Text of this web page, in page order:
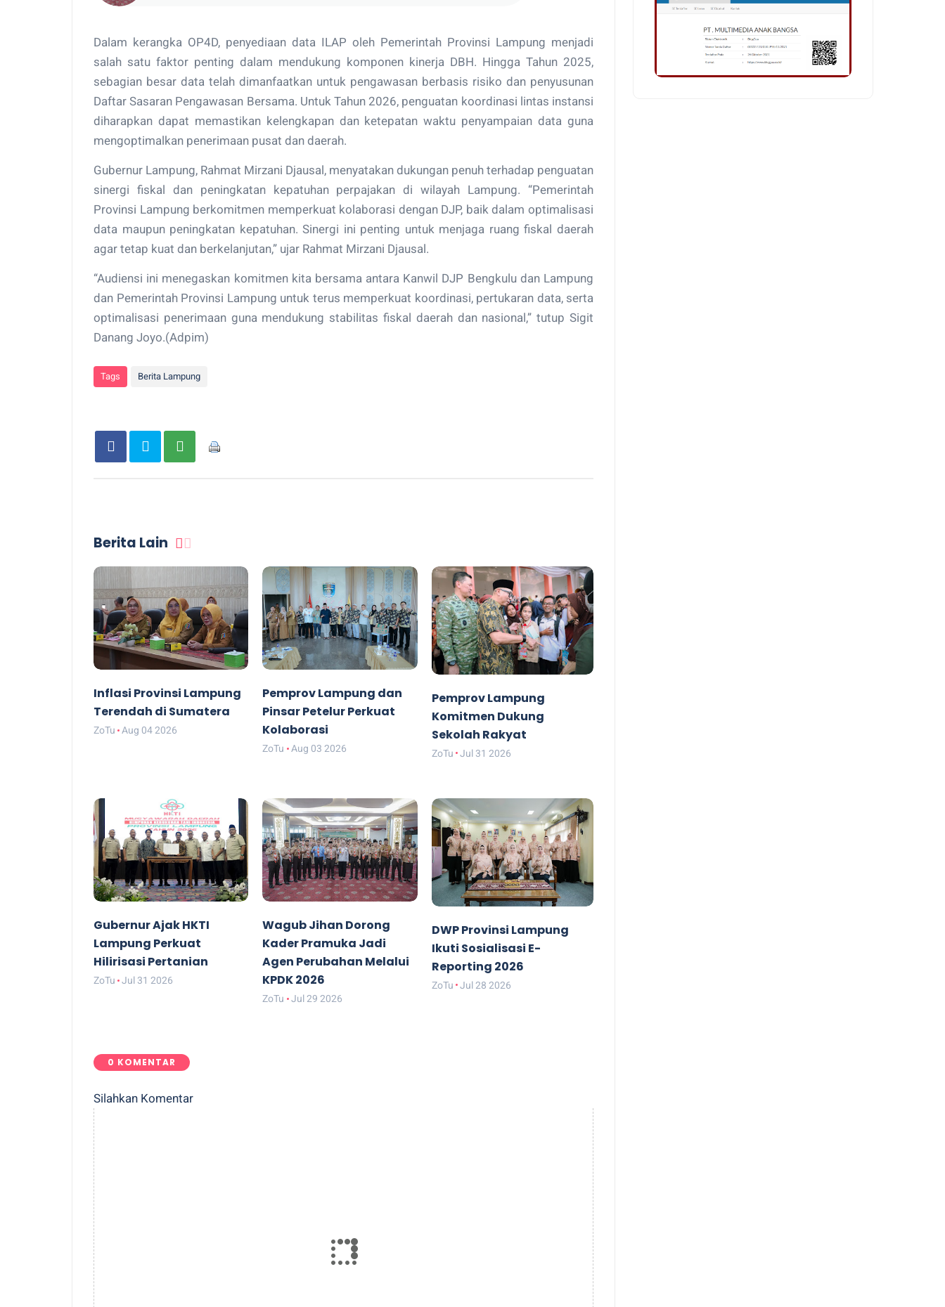
Dalam kerangka OP4D, penyediaan data ILAP oleh Pemerintah Provinsi Lampung menjadi
salah satu faktor penting dalam mendukung komponen kinerja DBH. Hingga Tahun 2025,
sebagian besar data telah dimanfaatkan untuk pengawasan berbasis risiko dan penyusunan
Daftar Sasaran Pengawasan Bersama. Untuk Tahun 2026, penguatan koordinasi lintas instansi
diharapkan dapat memastikan kelengkapan dan ketepatan waktu penyampaian data guna
mengoptimalkan penerimaan pusat dan daerah.
Gubernur Lampung, Rahmat Mirzani Djausal, menyatakan dukungan penuh terhadap penguatan
sinergi fiskal dan peningkatan kepatuhan perpajakan di wilayah Lampung. “Pemerintah
Provinsi Lampung berkomitmen memperkuat kolaborasi dengan DJP, baik dalam optimalisasi
data maupun peningkatan kepatuhan. Sinergi ini penting untuk menjaga ruang fiskal daerah
agar tetap kuat dan berkelanjutan,” ujar Rahmat Mirzani Djausal.
“Audiensi ini menegaskan komitmen kita bersama antara Kanwil DJP Bengkulu dan Lampung
dan Pemerintah Provinsi Lampung untuk terus memperkuat koordinasi, pertukaran data, serta
optimalisasi penerimaan guna mendukung stabilitas fiskal daerah dan nasional,” tutup Sigit
Danang Joyo.(Adpim)
Tags Berita Lampung
Berita Lain
Inflasi Provinsi Lampung
Terendah di Sumatera
ZoTu Aug 04 2026
Pemprov Lampung dan
Pinsar Petelur Perkuat
Kolaborasi
ZoTu Aug 03 2026
Pemprov Lampung
Komitmen Dukung
Sekolah Rakyat
ZoTu Jul 31 2026
Gubernur Ajak HKTI
Lampung Perkuat
Hilirisasi Pertanian
ZoTu Jul 31 2026
Wagub Jihan Dorong
Kader Pramuka Jadi
Agen Perubahan Melalui
KPDK 2026
ZoTu Jul 29 2026
DWP Provinsi Lampung
Ikuti Sosialisasi E-
Reporting 2026
ZoTu Jul 28 2026
0 KOMENTAR
Silahkan Komentar